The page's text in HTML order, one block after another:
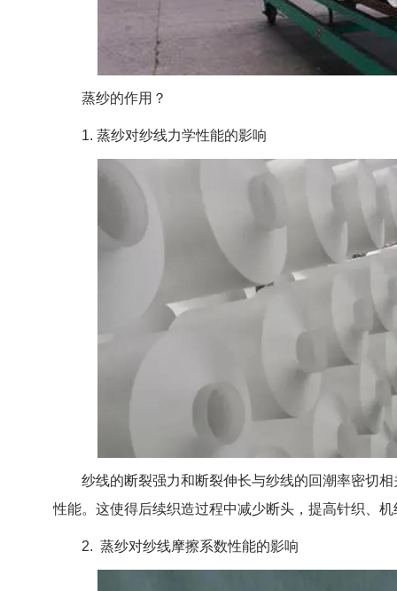
蒸纱的作用？
1. 蒸纱对纱线力学性能的影响
纱线的断裂强力和断裂伸长与纱线的回潮率密切相
性能。这使得后续织造过程中减少断头，提高针织、机
2. 蒸纱对纱线摩擦系数性能的影响